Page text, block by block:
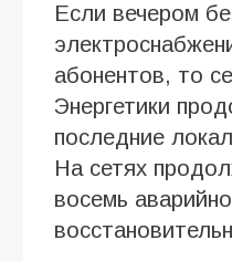
Если вечером
абонентов, то
Энергетики
последние
На сетях
восемь